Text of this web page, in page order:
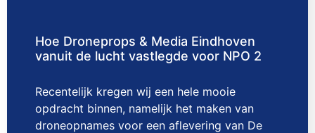
Hoe Droneprops & Media Eindhoven
vanuit de lucht vastlegde voor NPO 2
Recentelijk kregen wij een hele mooie
opdracht binnen, namelijk het maken van
droneopnames voor een aflevering van De